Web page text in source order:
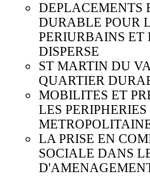
DEPLACEMENTS
DURABLE POUR
PERIURBAINS ET
DISPERSE
ST MARTIN DU
QUARTIER
MOBILITES ET
LES PERIPHERIES
LA PRISE EN
SOCIALE DANS